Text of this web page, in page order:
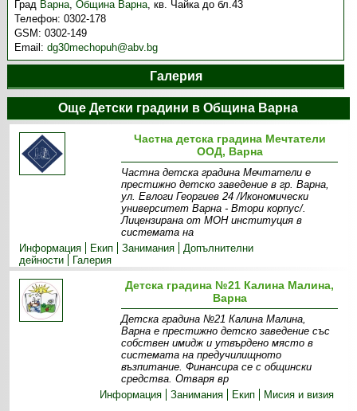
Град Варна,Община Варна,кв. Чайка до бл.43
Телефон:0302-178
GSM:0302-149
Email:dg30mechopuh@abv.bg
Галерия
Още Детски градини в Община Варна
Частна детска градина Мечтатели
ООД, Варна
Частна детска градина Мечтатели е
престижно детско заведение в гр. Варна,
ул. Евлоги Георгиев 24 /Икономически
университет Варна - Втори корпус/.
Лицензирана от МОН институция в
системата на
Информация
Екип Занимания
Допълнителни
дейности
Галерия
Детска градина №21 Калина Малина,
Варна
Детска градина №21 Калина Малина,
Варна е престижно детско заведение със
собствен имидж и утвърдено място в
системата на предучилищното
възпитание. Финансира се с общински
средства. Отваря вр
Информация
Занимания Екип Мисия и визия